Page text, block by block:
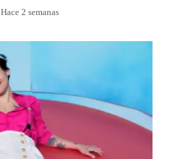
Hace 2 semanas